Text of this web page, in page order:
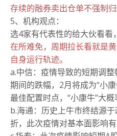
存续的融券卖出仓单不强制归
5、机构观点：
选4家有代表性的给大伙看看，
在所难免，周期拉长看就是
自身运行轨迹。
a.中信： 疫情导致的短期调
期间的跌幅，2月将成为“小
最佳配置时点，“小康牛”大概
b.海通： 历史上牛市终结源
折，此次疫情对基本面影响